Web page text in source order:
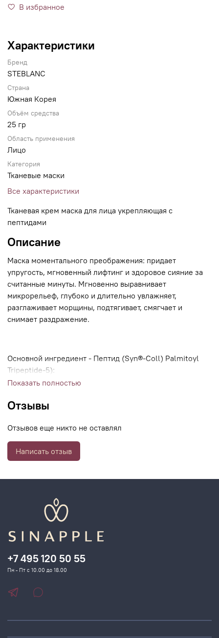
В избранное
Характеристики
Бренд
STEBLANC
Страна
Южная Корея
Объём средства
25 гр
Область применения
Лицо
Категория
Тканевые маски
Все характеристики
Тканевая крем маска для лица укрепляющая с
пептидами
Описание
Маска моментального преображения: придает
упругость, мгновенный лифтинг и здоровое сияние за
считанные минуты. Мгновенно выравнивает
микрорельеф, глубоко и длительно увлажняет,
разглаживает морщины, подтягивает, смягчает и
снимает раздражение.
Основной ингредиент - Пептид (Syn®-Coll) Palmitoyl
Tripeptide-5):
▪Обладает высокой проникающей способностью
▪Стимулирует выработку коллагена путём активации
ключевых факторов
роста и гликозаминогликанов дермы
▪Сокращает морщины
▪Продлевает молодость кожи
Показать полностью
Отзывы
Отзывов еще никто не оставлял
Написать отзыв
+7 495 120 50 55
Пн - Пт с 10.00 до 18.00